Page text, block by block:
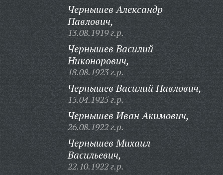
Чернышев Александр
Павлович,
13.08.1919 г.р.
Чернышев Василий
Никонорович,
18.08.1923 г.р.
Чернышев Василий Павлович,
15.04.1925 г.р.
Чернышев Иван Акимович,
26.08.1922 г.р.
Чернышев Михаил
Васильевич,
22.10.1922 г.р.